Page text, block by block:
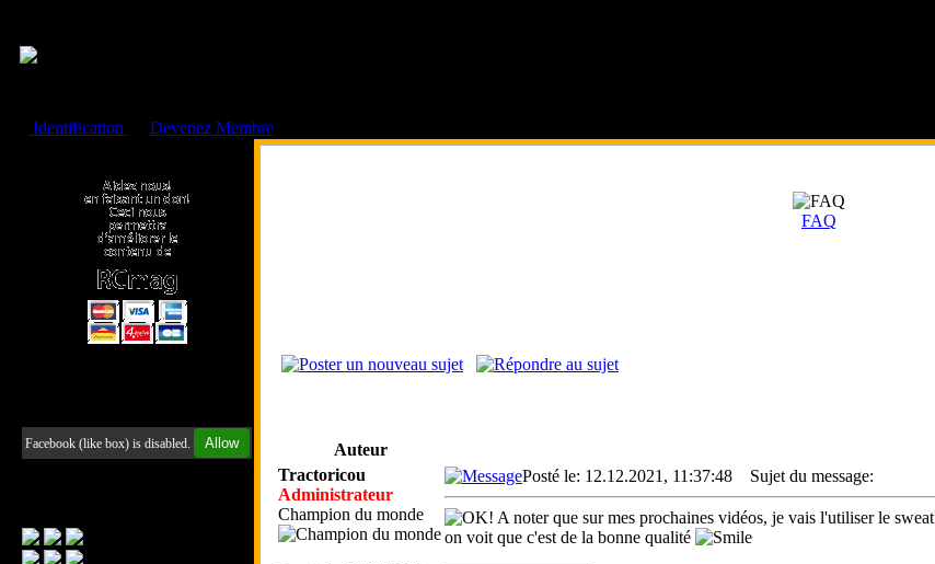
Identification
Devenez Membre
Facebook (like box) is disabled. Allow
FAQ
Auteur
Tractoricou
Administrateur
Champion du monde
Posté le: 12.12.2021, 11:37:48 Sujet du message:
A noter que sur mes prochaines vidéos, je vais l'utiliser le sweat
on voit que c'est de la bonne qualité